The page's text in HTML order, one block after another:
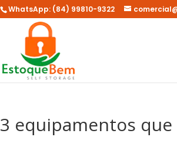
WhatsApp: (84) 99810-9322
3 equipamentos